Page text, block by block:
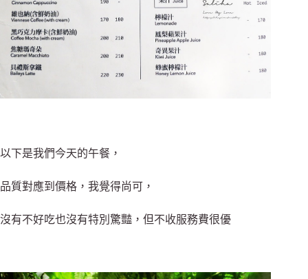
以下是我們今天的午餐，
品質對應到價格，我覺得尚可，
沒有不好吃也沒有特別驚豔，但不收服務費很優